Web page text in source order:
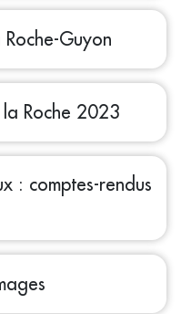
Guyon
Roche 2023
: comptes-rendus